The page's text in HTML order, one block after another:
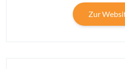
Zur